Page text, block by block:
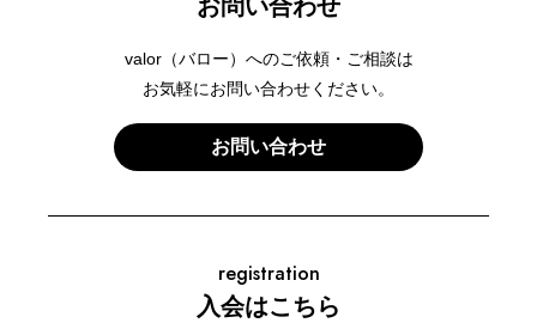
お問い合わせ
valor（バロー）へのご依頼・ご相談は
お気軽にお問い合わせください。
お問い合わせ
registration
入会はこちら